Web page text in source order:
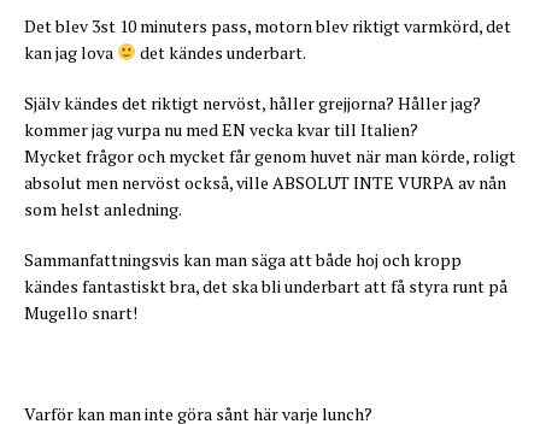
Det blev 3st 10 minuters pass, motorn blev riktigt varmkörd, det
kan jag lova
det kändes underbart.
Själv kändes det riktigt nervöst, håller grejjorna? Håller jag?
kommer jag vurpa nu med EN vecka kvar till Italien?
Mycket frågor och mycket får genom huvet när man körde, roligt
absolut men nervöst också, ville ABSOLUT INTE VURPA av nån
som helst anledning.
Sammanfattningsvis kan man säga att både hoj och kropp
kändes fantastiskt bra, det ska bli underbart att få styra runt på
Mugello snart!
Varför kan man inte göra sånt här varje lunch?